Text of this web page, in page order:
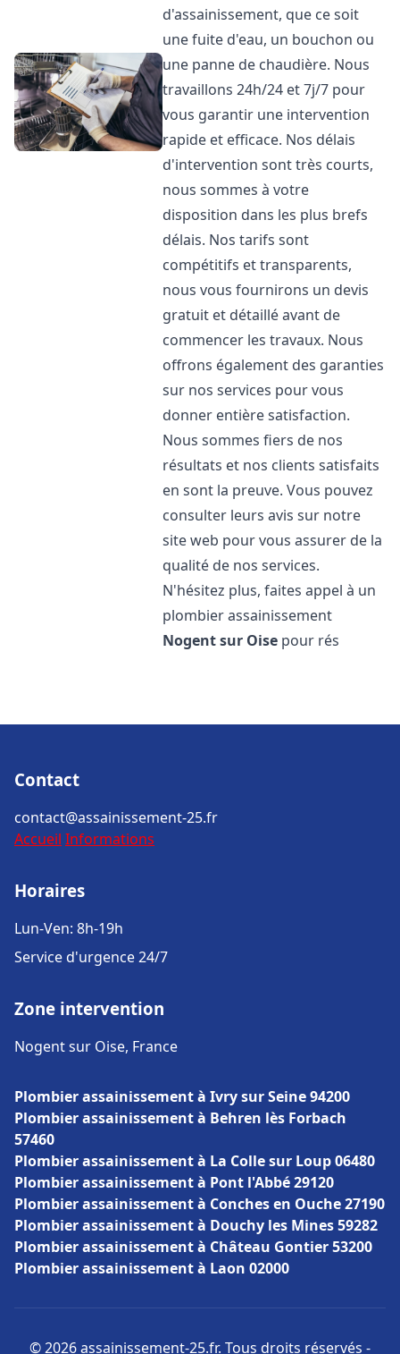
d'assainissement, que ce soit
une fuite d'eau, un bouchon ou
une panne de chaudière. Nous
travaillons 24h/24 et 7j/7 pour
vous garantir une intervention
rapide et efficace. Nos délais
d'intervention sont très courts,
nous sommes à votre
disposition dans les plus brefs
délais. Nos tarifs sont
compétitifs et transparents,
nous vous fournirons un devis
gratuit et détaillé avant de
commencer les travaux. Nous
offrons également des garanties
sur nos services pour vous
donner entière satisfaction.
Nous sommes fiers de nos
résultats et nos clients satisfaits
en sont la preuve. Vous pouvez
consulter leurs avis sur notre
site web pour vous assurer de la
qualité de nos services.
N'hésitez plus, faites appel à un
plombier assainissement
Nogent sur Oise pour rés
Contact
contact@assainissement-25.fr
Accueil Informations
Horaires
Lun-Ven: 8h-19h
Service d'urgence 24/7
Zone intervention
Nogent sur Oise, France
Plombier assainissement à Ivry sur Seine 94200
Plombier assainissement à Behren lès Forbach
57460
Plombier assainissement à La Colle sur Loup 06480
Plombier assainissement à Pont l'Abbé 29120
Plombier assainissement à Conches en Ouche 27190
Plombier assainissement à Douchy les Mines 59282
Plombier assainissement à Château Gontier 53200
Plombier assainissement à Laon 02000
© 2026 assainissement-25.fr. Tous droits réservés -